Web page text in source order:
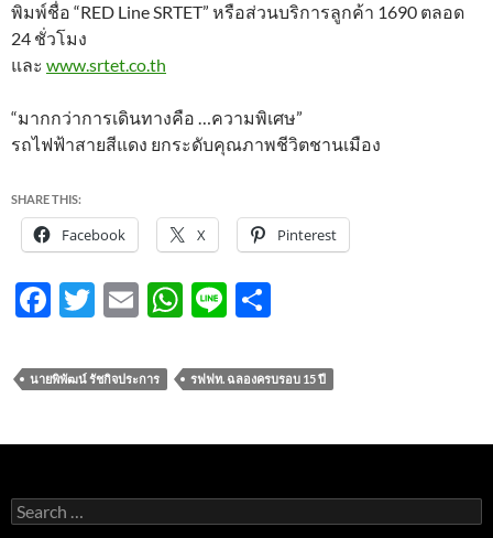
พิมพ์ชื่อ “RED Line SRTET” หรือส่วนบริการลูกค้า 1690 ตลอด
24 ชั่วโมง
และ www.srtet.co.th
“มากกว่าการเดินทางคือ …ความพิเศษ”
รถไฟฟ้าสายสีแดง ยกระดับคุณภาพชีวิตชานเมือง
SHARE THIS:
Facebook X Pinterest
F
e
b
o
k
T
itt
er
E
ail
W
at
s
A
p
Li
e ar
e
นายพิพัฒน์ รัชกิจประการ รฟฟท. ฉลองครบรอบ 15 ปี
Search
for: